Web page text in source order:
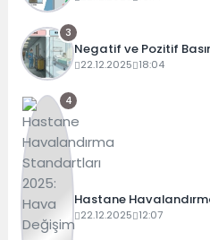
3
Negatif ve Pozitif
Çalışma Prensipleri
22.12.2025 18:04
4
Hastane
Değişim Katsayıları ve
22.12.2025 12:07